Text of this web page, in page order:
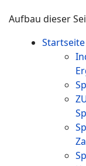
Aufbau dieser
Startseite